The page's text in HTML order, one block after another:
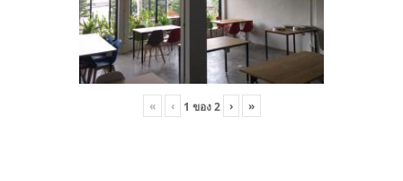
« ‹ 1 ของ2 › »